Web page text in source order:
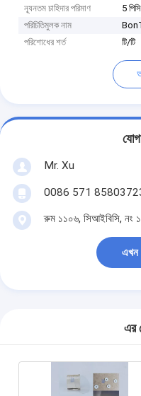
ন্যূনতম চাহিদার পরিমাণ
5 পিসি
পরিচিতিমুলক নাম
পরিশোধের শর্ত
টি/টি
Mr. Xu
0086 571
রুম ১১০৬, সিআইবিসি, নং
এখন
এর